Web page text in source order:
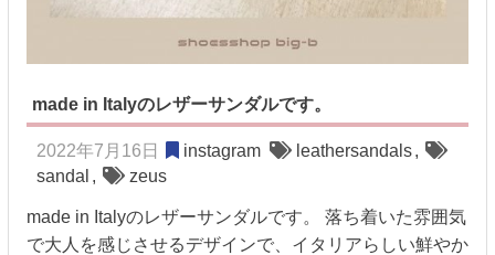
made in Italyのレザーサンダルです。
2022年7月16日 instagram leathersandals,
sandal , zeus
made in Italyのレザーサンダルです。 落ち着いた雰囲気
で大人を感じさせるデザインで、イタリアらしい鮮やか